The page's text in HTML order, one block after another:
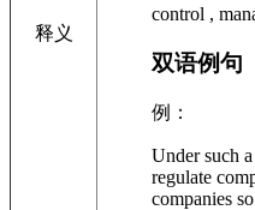
释义
control ,
双语例句
例：
Under such
regulate
companies